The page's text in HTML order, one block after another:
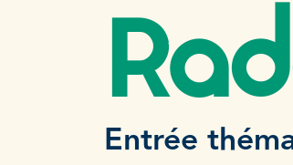
Entrée